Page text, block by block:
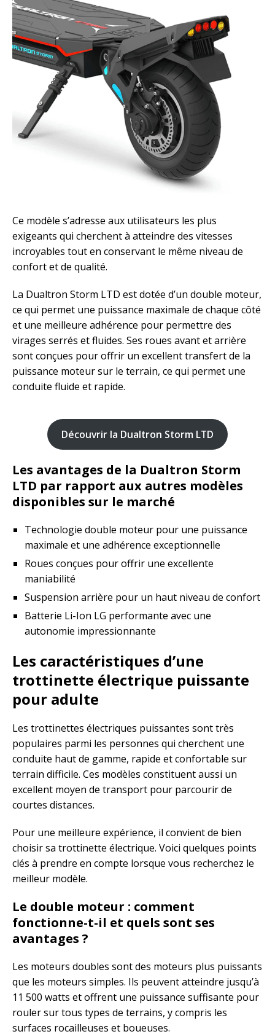
Ce modèle s’adresse aux utilisateurs les plus
exigeants qui cherchent à atteindre des vitesses
incroyables tout en conservant le même niveau de
confort et de qualité.
La Dualtron Storm LTD est dotée d’un double moteur,
ce qui permet une puissance maximale de chaque côté
et une meilleure adhérence pour permettre des
virages serrés et fluides. Ses roues avant et arrière
sont conçues pour offrir un excellent transfert de la
puissance moteur sur le terrain, ce qui permet une
conduite fluide et rapide.
Découvrir la Dualtron Storm LTD
Les avantages de la Dualtron Storm
LTD par rapport aux autres modèles
disponibles sur le marché
Technologie double moteur pour une puissance
maximale et une adhérence exceptionnelle
Roues conçues pour offrir une excellente
maniabilité
Suspension arrière pour un haut niveau de confort
Batterie Li-Ion LG performante avec une
autonomie impressionnante
Les caractéristiques d’une
trottinette électrique puissante
pour adulte
Les trottinettes électriques puissantes sont très
populaires parmi les personnes qui cherchent une
conduite haut de gamme, rapide et confortable sur
terrain difficile. Ces modèles constituent aussi un
excellent moyen de transport pour parcourir de
courtes distances.
Pour une meilleure expérience, il convient de bien
choisir sa trottinette électrique. Voici quelques points
clés à prendre en compte lorsque vous recherchez le
meilleur modèle.
Le double moteur : comment
fonctionne-t-il et quels sont ses
avantages ?
Les moteurs doubles sont des moteurs plus puissants
que les moteurs simples. Ils peuvent atteindre jusqu’à
11 500 watts et offrent une puissance suffisante pour
rouler sur tous types de terrains, y compris les
surfaces rocailleuses et boueuses.